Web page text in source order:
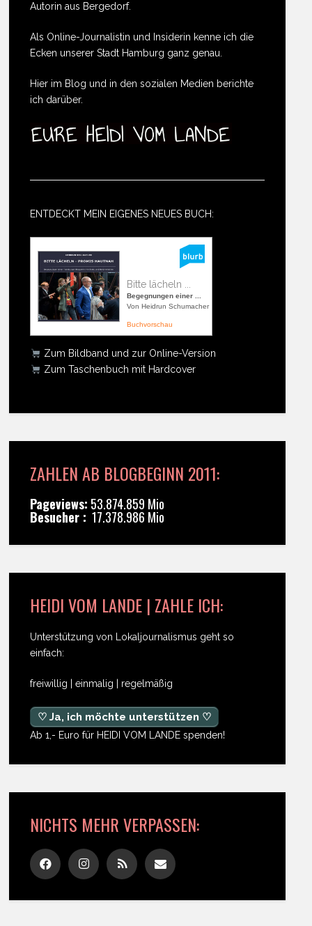
Autorin aus Bergedorf.
Als Online-Journalistin und Insiderin kenne ich die
Ecken unserer Stadt Hamburg ganz genau.
Hier im Blog und in den sozialen Medien berichte
ich darüber.
ENTDECKT MEIN EIGENES NEUES BUCH:
Bitte lächeln ...
Begegnungen einer ...
Von Heidrun Schumacher
Buchvorschau
Zum Bildband und zur Online-Version
Zum Taschenbuch mit Hardcover
ZAHLEN AB BLOGBEGINN 2011:
Pageviews: 53.874.859 Mio
Besucher : 17.378.986 Mio
HEIDI VOM LANDE | ZAHLE ICH:
Unterstützung von Lokaljournalismus geht so
einfach:
freiwillig | einmalig | regelmäßig
♡ Ja, ich möchte unterstützen ♡
Ab 1,- Euro für HEIDI VOM LANDE spenden!
NICHTS MEHR VERPASSEN: